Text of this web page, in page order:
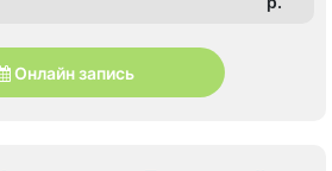
Онлайн запись